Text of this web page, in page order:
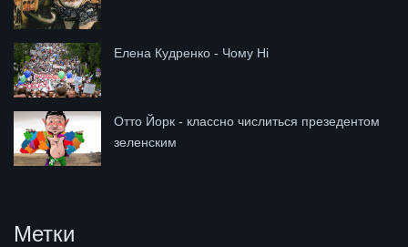
Елена Кудренко - Чому Ні
Отто Йорк - классно числиться презедентом
зеленским
Метки